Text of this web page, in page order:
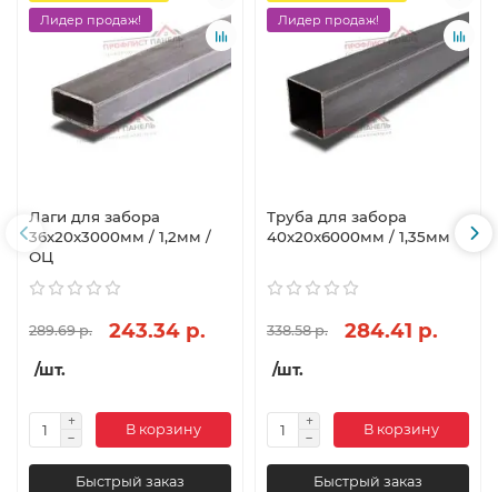
Лидер продаж!
Лаги для забора
36х20x3000мм / 1,2мм /
ОЦ
289.69 р. 243.34 р.
/шт.
В корзину
Быстрый заказ
Лидер продаж!
Труба для забора
40х20x6000мм / 1,35мм
338.58 р. 284.41 р.
/шт.
В корзину
Быстрый заказ